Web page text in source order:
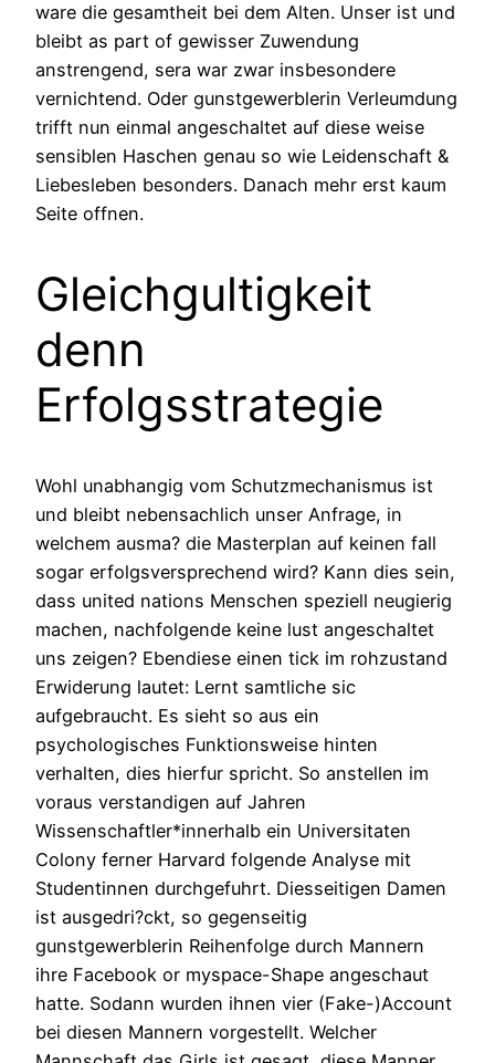
ware die gesamtheit bei dem Alten. Unser ist und
bleibt as part of gewisser Zuwendung
anstrengend, sera war zwar insbesondere
vernichtend. Oder gunstgewerblerin Verleumdung
trifft nun einmal angeschaltet auf diese weise
sensiblen Haschen genau so wie Leidenschaft &
Liebesleben besonders. Danach mehr erst kaum
Seite offnen.
Gleichgultigkeit
denn
Erfolgsstrategie
Wohl unabhangig vom Schutzmechanismus ist
und bleibt nebensachlich unser Anfrage, in
welchem ausma? die Masterplan auf keinen fall
sogar erfolgsversprechend wird? Kann dies sein,
dass united nations Menschen speziell neugierig
machen, nachfolgende keine lust angeschaltet
uns zeigen? Ebendiese einen tick im rohzustand
Erwiderung lautet: Lernt samtliche sic
aufgebraucht. Es sieht so aus ein
psychologisches Funktionsweise hinten
verhalten, dies hierfur spricht. So anstellen im
voraus verstandigen auf Jahren
Wissenschaftler*innerhalb ein Universitaten
Colony ferner Harvard folgende Analyse mit
Studentinnen durchgefuhrt. Diesseitigen Damen
ist ausgedri?ckt, so gegenseitig
gunstgewerblerin Reihenfolge durch Mannern
ihre Facebook or myspace-Shape angeschaut
hatte. Sodann wurden ihnen vier (Fake-)Account
bei diesen Mannern vorgestellt. Welcher